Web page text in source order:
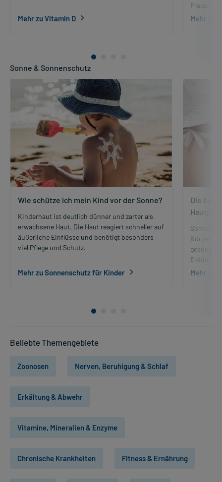
Mehr zu Vitamin D
Fragen
Mehr zu
Sonne & Sonnenschutz
Wie schütze ich mein Kind vor der Sonne?
Kinderhaut ist deutlich dünner und zarter als
erwachsene Haut. Die Haut reagiert schneller auf
äußerliche Einflüsse und benötigt besonders
viel Pflege und Schutz.
Mehr zu Sonnenschutz für Kinder
Die
Körper.
gesund
Mehr zu
Beliebte Themengebiete
Zoonosen Nerven, Beruhigung & Schlaf
Erkältung & Abwehr
Vitamine, Mineralien & Enzyme
Chronische Krankheiten Fitness & Ernährung